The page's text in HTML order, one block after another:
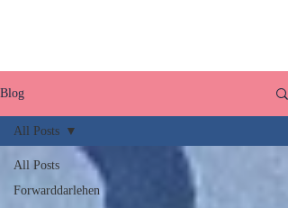
Blog
All Posts
Forwarddarlehen
All Posts